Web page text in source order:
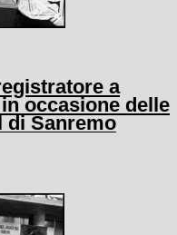
a
occasione delle
di Sanremo